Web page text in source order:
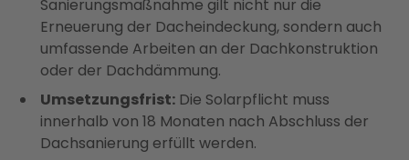
Sanierungsmaßnahme gilt nicht nur die
Erneuerung der Dacheindeckung, sondern auch
umfassende Arbeiten an der Dachkonstruktion
oder der Dachdämmung.
Umsetzungsfrist: Die Solarpflicht muss
innerhalb von 18 Monaten nach Abschluss der
Dachsanierung erfüllt werden.